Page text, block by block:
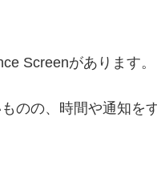
Screenがあります。
のの、時間や通知を